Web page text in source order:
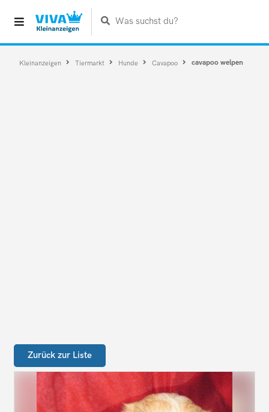
Was suchst du?
Kleinanzeigen Tiermarkt Hunde Cavapoo cavapoo welpen
Zurück zur Liste